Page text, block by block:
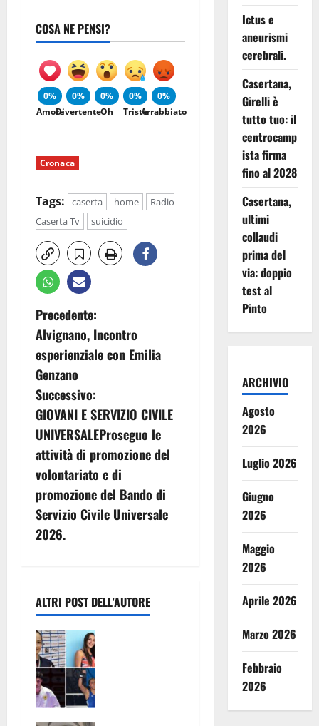
COSA NE PENSI?
0%
Amore
0%
Divertente
0%
Oh
0%
Triste
0%
Arrabbiato
Cronaca
Tags: caserta home
Radio
Caserta Tv
suicidio
N
a
v
i
g
a
z
i
e
a
r
t
Precedente:
Alvignano, Incontro
esperienziale con Emilia
Genzano
Successivo:
GIOVANI E SERVIZIO CIVILE
UNIVERSALEProseguo le
attività di promozione del
volontariato e di
promozione del Bando di
Servizio Civile Universale
2026.
ALTRI POST DELL'AUTORE
Ictus e
aneurismi
cerebrali.
Casertana,
Girelli è
tutto tuo: il
centrocamp
ista firma
fino al 2028
Casertana,
ultimi
collaudi
prima del
via: doppio
test al
Pinto
ARCHIVIO
Agosto
2026
Luglio 2026
Giugno
2026
Maggio
2026
Aprile 2026
Marzo 2026
Febbraio
2026